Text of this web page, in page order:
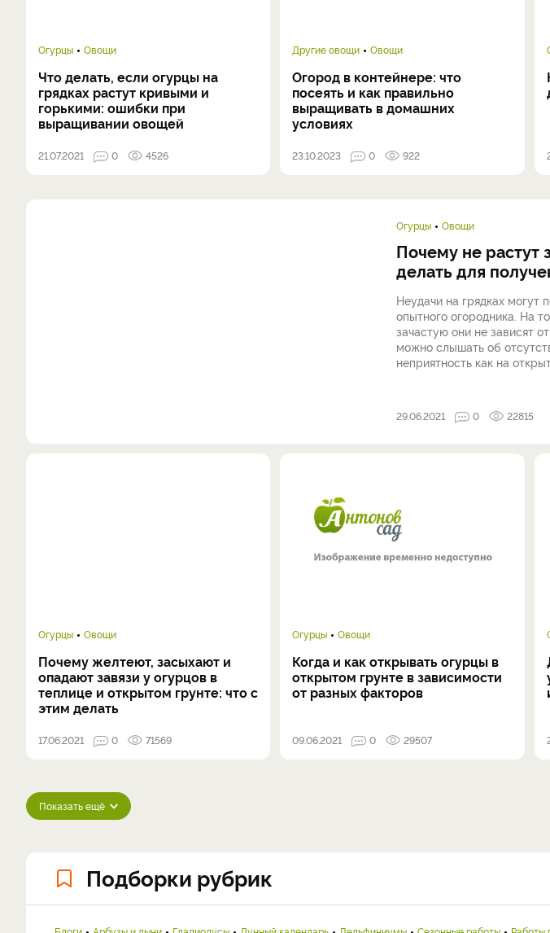
Огурцы Овощи
Что делать, если огурцы на
грядках растут кривыми и
горькими: ошибки при
выращивании овощей
21.07.2021 0 4526
Другие овощи Овощи
Огород в контейнере: что
посеять и как правильно
выращивать в домашних
условиях
23.10.2023 0 922
Огурцы Овощи
Почему не растут
делать для
Неудачи на грядках могут
опытного огородника. На
зачастую они не зависят
можно слышать об
неприятность как на
29.06.2021 0 22815
Огурцы Овощи
Почему желтеют, засыхают и
опадают завязи у огурцов в
теплице и открытом грунте: что с
этим делать
17.06.2021 0 71569
Огурцы Овощи
Когда и как открывать огурцы в
открытом грунте в зависимости
от разных факторов
09.06.2021 0 29507
Показать ещё
Подборки рубрик